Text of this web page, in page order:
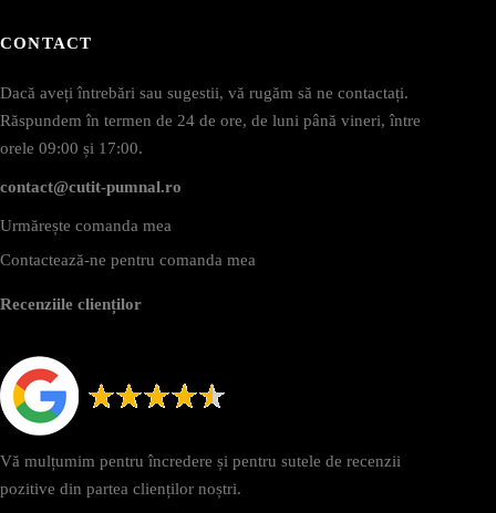
CONTACT
Dacă aveți întrebări sau sugestii, vă rugăm să ne contactați.
Răspundem în termen de 24 de ore, de luni până vineri, între
orele 09:00 și 17:00.
contact@cutit-pumnal.ro
Urmărește comanda mea
Contactează-ne pentru comanda mea
Recenziile clienților
Vă mulțumim pentru încredere și pentru sutele de recenzii
pozitive din partea clienților noștri.